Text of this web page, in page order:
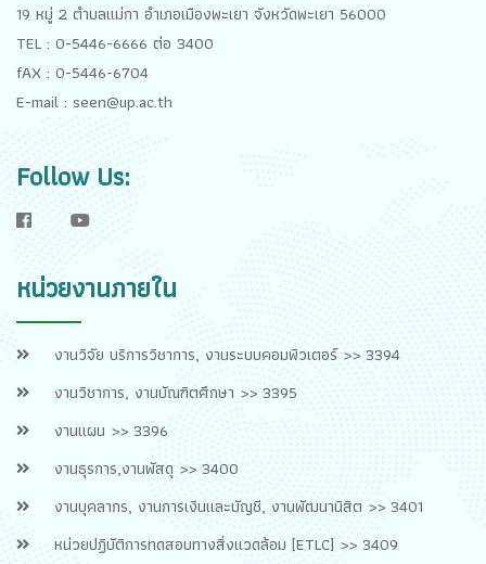
19 หมู่ 2 ตำบลแม่กา อำเภอเมืองพะเยา จังหวัดพะเยา 56000
TEL : 0-5446-6666 ต่อ 3400
fAX : 0-5446-6704
E-mail : seen@up.ac.th
Follow Us:
หน่วยงานภายใน
งานวิจัย บริการวิชาการ, งานระบบคอมพิวเตอร์ >> 3394
งานวิชาการ, งานบัณฑิตศึกษา >> 3395
งานแผน >> 3396
งานธุรการ,งานพัสดุ >> 3400
งานบุคลากร, งานการเงินและบัญชี, งานพัฒนานิสิต >> 3401
หน่วยปฏิบัติการทดสอบทางสิ่งแวดล้อม [ETLC] >> 3409